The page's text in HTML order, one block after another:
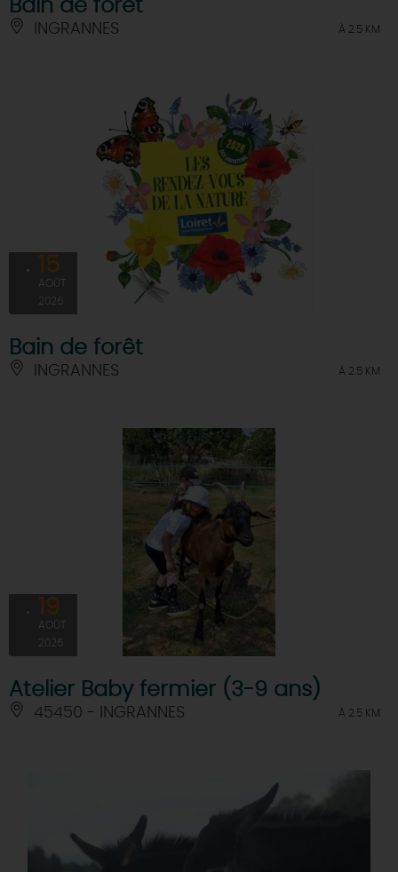
Bain de forêt
INGRANNES À 2.5 KM
15
AOÛT
2026
Bain de forêt
INGRANNES À 2.5 KM
19
AOÛT
2026
Atelier Baby fermier (3-9 ans)
45450 - INGRANNES À 2.5 KM